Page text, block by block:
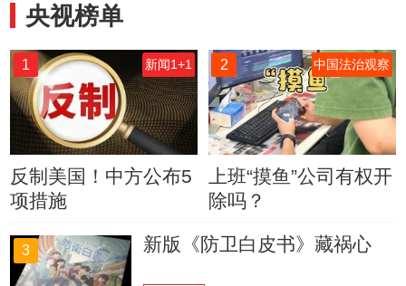
央视榜单
1 新闻1+1
反制美国！中方公布5
项措施
2 中国法治观察
上班“摸鱼”公司有权开
除吗？
3 新版《防卫白皮书》藏祸心